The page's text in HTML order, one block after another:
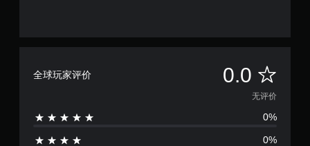
全球玩家评价 0.0 无
评
价
无评价
0%
0%